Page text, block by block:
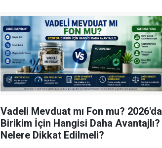
Vadeli Mevduat mı Fon mu? 2026'da
Birikim İçin Hangisi Daha Avantajlı?
Nelere Dikkat Edilmeli?